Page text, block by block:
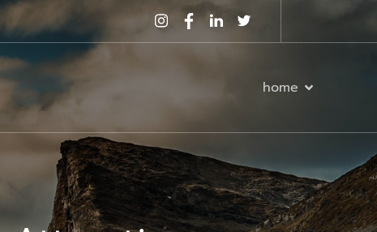
home